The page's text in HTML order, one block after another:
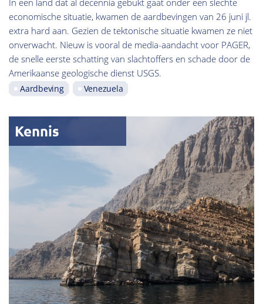
economische situatie, kwamen de aardbevingen van 26 juni jl.
extra hard aan. Gezien de tektonische situatie kwamen ze niet
onverwacht. Nieuw is vooral de media-aandacht voor PAGER,
de snelle eerste schatting van slachtoffers en schade door de
Amerikaanse geologische dienst USGS.
Aardbeving Venezuela
Kennis